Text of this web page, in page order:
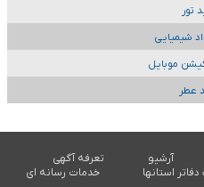
تور
شیمیایی
موبایل
عطر
آرشیو
تعرفه آگهی
استانها خدمات رسانه ای